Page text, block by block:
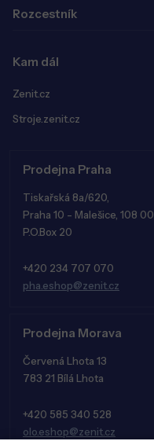
Rozcestník
Kam dál
Zenit.cz
Stroje.zenit.cz
Prodejna Praha
Tiskařská 8a/620,
Praha 10 - Malešice, 108 00
P.O.Box 20
+420 234 707 070
pha.eshop@zenit.cz
Prodejna Morava
Červená Lhota 13
783 21 Bílá Lhota
+420 585 340 528
olo.eshop@zenit.cz